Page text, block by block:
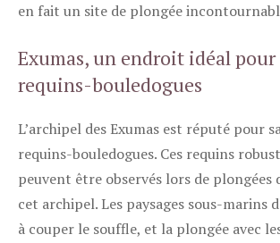
en fait un site de plongée
Exumas, un endroit idéal pour
requins-bouledogues
L’archipel des Exumas est réputé pour
requins-bouledogues. Ces requins
peuvent être observés lors de plongées
cet archipel. Les paysages sous-marins
à couper le souffle, et la plongée avec